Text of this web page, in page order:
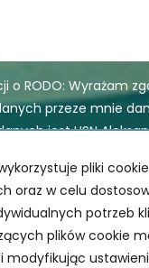
o RODO: Wyrażam
przeze mnie
jest HSN
dobrowolne. Dane
w celu
do podjęcia działań
pliki
oraz w celu
potrzeb
plików cookie
modyfikując